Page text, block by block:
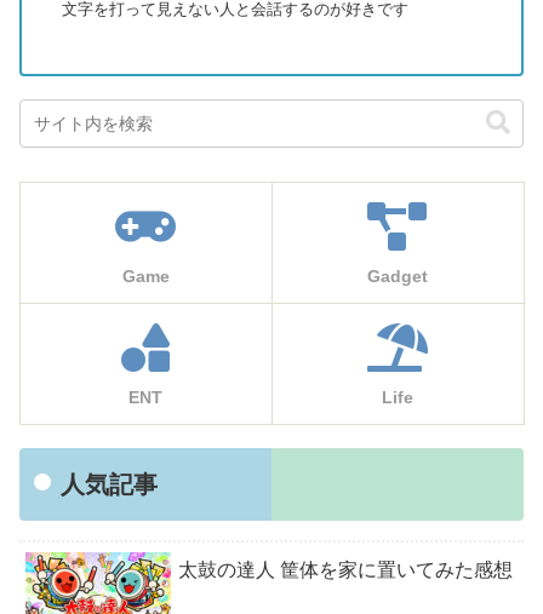
文字を打って見えない人と会話するのが好きです
Game Gadget
ENT Life
人気記事
太鼓の達人 筐体を家に置いてみた感想